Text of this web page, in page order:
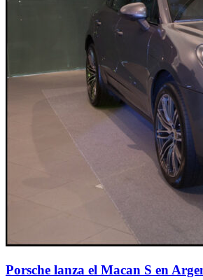
Porsche lanza el Macan S en